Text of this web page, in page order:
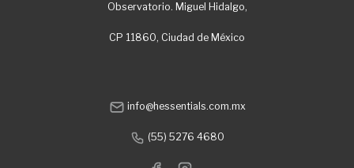
Observatorio. Miguel Hidalgo,
CP 11860, Ciudad de México
info@hessentials.com.mx
(55) 5276 4680